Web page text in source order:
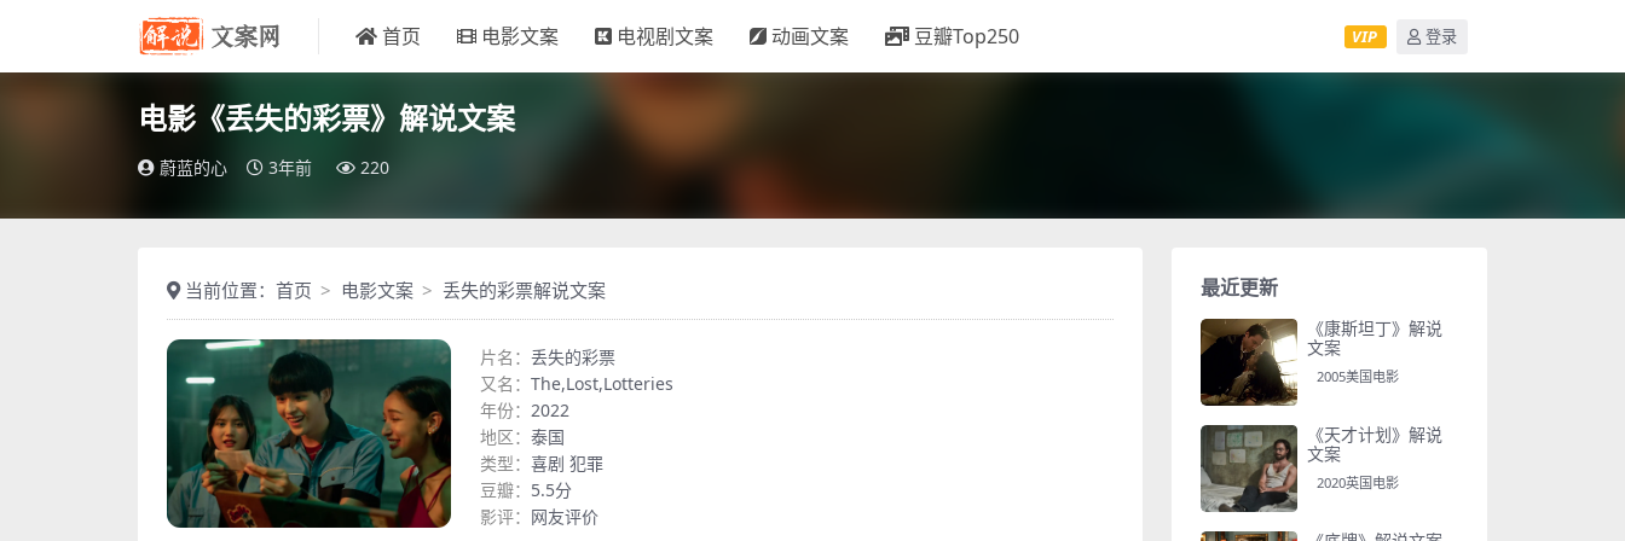
首页 电影文案 电视剧文案 动画文案 豆瓣Top250 VIP 登录
电影《丢失的彩票》解说文案
蔚蓝的心 3年前 220
当前位置： 首页 电影文案 丢失的彩票解说文案
片名： 丢失的彩票
又名： The,Lost,Lotteries
年份： 2022
地区： 泰国
类型： 喜剧 犯罪
豆瓣： 5.5分
影评： 网友评价
最近更新
《康斯坦丁》解说
文案
2005美国电影
《天才计划》解说
文案
2020英国电影